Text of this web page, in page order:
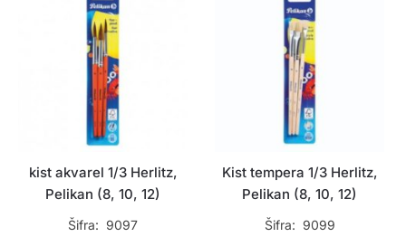
kist akvarel 1/3 Herlitz,
Pelikan (8, 10, 12)
Šifra: 9097
Kist tempera 1/3 Herlitz,
Pelikan (8, 10, 12)
Šifra: 9099